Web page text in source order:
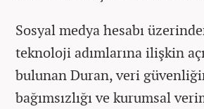
Sosyal medya hesabı
teknoloji adımlarına ilişkin
bulunan Duran, veri
bağımsızlığı ve kurumsal